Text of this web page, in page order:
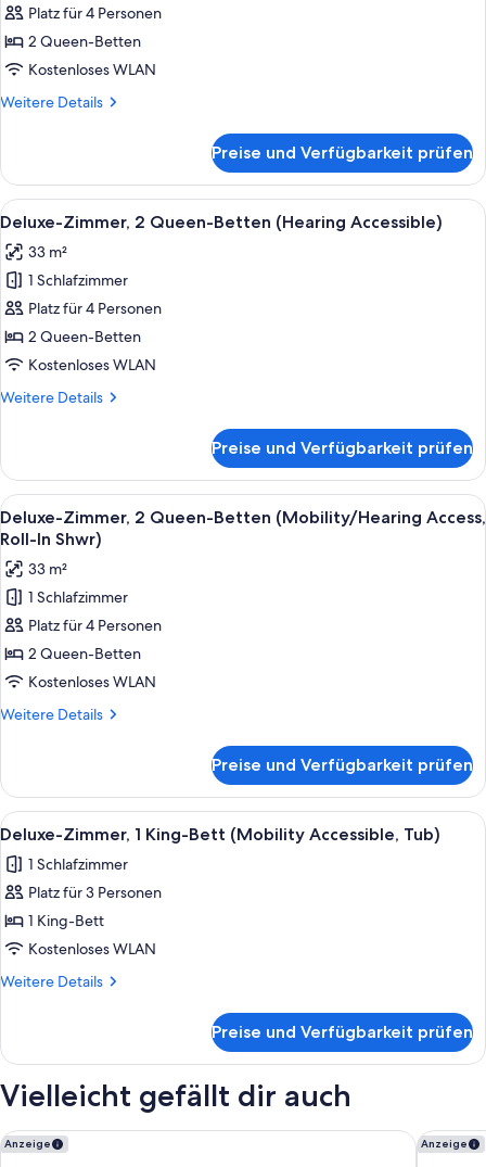
In
Zimmer,
2 Queen-
Betten
(Mobility/Hearing
anzeigen
Platz für 4 Personen
2 Queen-Betten
Kostenloses WLAN
Weitere Details
Weitere
Zimmer,
2 Queen-
Betten
Accessible,
Tub)
Preise und Verfügbarkeit prüfen
Alle
Fotos
für
Deluxe-
Zimmer,
2 Queen-
Betten
Accessible)
Ein Hotelzimmer mit zwei Betten,
4
Deluxe-Zimmer, 2 Queen-Betten (Hearing Accessible)
33 m²
1 Schlafzimmer
Platz für 4 Personen
2 Queen-Betten
Kostenloses WLAN
Weitere Details
Weitere
Zimmer,
2 Queen-
Betten
(Hearing
Preise und Verfügbarkeit prüfen
Alle
Fotos
für
Deluxe-
Zimmer,
2 Queen-
Betten
(Mobility/Hearing
Access,
Shwr)
anzeigen
Ein Hotelzimmer mit zwei Betten,
4
Deluxe-Zimmer, 2 Queen-Betten (Mobility/Hearing Access,
Roll-In Shwr)
33 m²
1 Schlafzimmer
Platz für 4 Personen
2 Queen-Betten
Kostenloses WLAN
Weitere Details
Weitere
Zimmer,
2 Queen-
Betten
Access,
Roll-
Shwr)
Preise und Verfügbarkeit prüfen
Alle
Fotos
für
Deluxe-
Zimmer,
1 King-
Bett
Tub)
anzeigen
Ein Hotelzimmer mit einem großen
4
Deluxe-Zimmer, 1 King-Bett (Mobility Accessible, Tub)
1 Schlafzimmer
Platz für 3 Personen
1 King-Bett
Kostenloses WLAN
Weitere Details
Weitere
Zimmer,
Bett
Accessible,
Tub)
Preise und Verfügbarkeit prüfen
Vielleicht gefällt dir auch
Anzeige
Caravan Court Hotel Anzeige
Delta